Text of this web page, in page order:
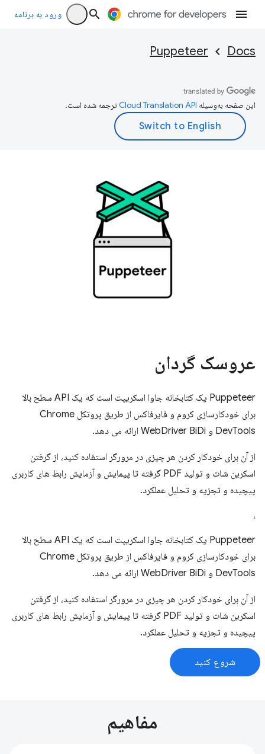
ورود به برنامه
Docs
Puppeteer
این صفحه به‌وسیله ترجمه شده است.
عروسک گردان
Puppeteer یک کتابخانه جاوا اسکریپت است که یک API سطح بالا
برای خودکارسازی کروم و فایرفاکس از طریق پروتکل Chrome
DevTools و WebDriver BiDi ارائه می دهد.
از آن برای خودکار کردن هر چیزی در مرورگر استفاده کنید، از گرفتن
اسکرین شات و تولید PDF گرفته تا پیمایش و آزمایش رابط های کاربری
پیچیده و تجزیه و تحلیل عملکرد.
،
Puppeteer یک کتابخانه جاوا اسکریپت است که یک API سطح بالا
برای خودکارسازی کروم و فایرفاکس از طریق پروتکل Chrome
DevTools و WebDriver BiDi ارائه می دهد.
از آن برای خودکار کردن هر چیزی در مرورگر استفاده کنید، از گرفتن
اسکرین شات و تولید PDF گرفته تا پیمایش و آزمایش رابط های کاربری
پیچیده و تجزیه و تحلیل عملکرد.
شروع کنید
مفاهیم